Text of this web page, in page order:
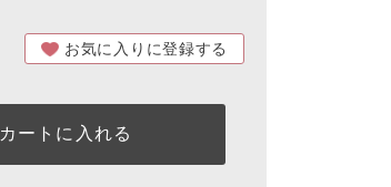
お気に入りに登録する
カートに入れる